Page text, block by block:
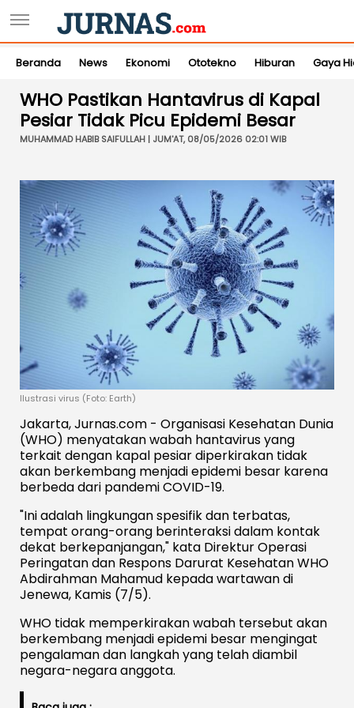
Beranda News Ekonomi Ototekno Hiburan Gaya
WHO Pastikan Hantavirus di Kapal
Pesiar Tidak Picu Epidemi Besar
MUHAMMAD HABIB SAIFULLAH | JUM'AT, 08/05/2026 02:01 WIB
Ilustrasi virus (Foto: Earth)
Jakarta, Jurnas.com - Organisasi Kesehatan Dunia
(WHO) menyatakan wabah hantavirus yang
terkait dengan kapal pesiar diperkirakan tidak
akan berkembang menjadi epidemi besar karena
berbeda dari pandemi COVID-19.
"Ini adalah lingkungan spesifik dan terbatas,
tempat orang-orang berinteraksi dalam kontak
dekat berkepanjangan," kata Direktur Operasi
Peringatan dan Respons Darurat Kesehatan WHO
Abdirahman Mahamud kepada wartawan di
Jenewa, Kamis (7/5).
WHO tidak memperkirakan wabah tersebut akan
berkembang menjadi epidemi besar mengingat
pengalaman dan langkah yang telah diambil
negara-negara anggota.